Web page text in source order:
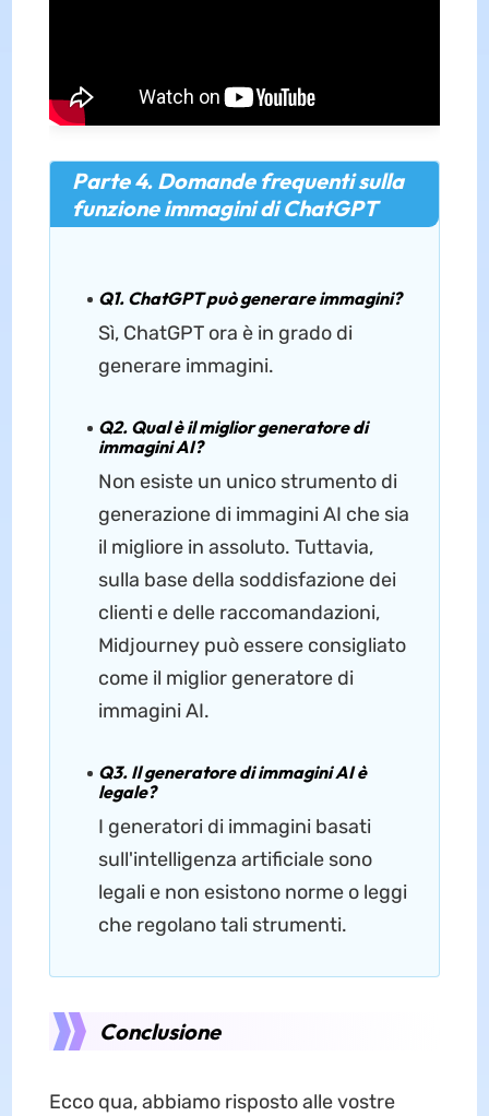
Parte 4. Domande frequenti sulla
funzione immagini di ChatGPT
Q1. ChatGPT può generare immagini?
Sì, ChatGPT ora è in grado di
generare immagini.
Q2. Qual è il miglior generatore di
immagini AI?
Non esiste un unico strumento di
generazione di immagini AI che sia
il migliore in assoluto. Tuttavia,
sulla base della soddisfazione dei
clienti e delle raccomandazioni,
Midjourney può essere consigliato
come il miglior generatore di
immagini AI.
Q3. Il generatore di immagini AI è
legale?
I generatori di immagini basati
sull'intelligenza artificiale sono
legali e non esistono norme o leggi
che regolano tali strumenti.
Conclusione
Ecco qua, abbiamo risposto alle vostre